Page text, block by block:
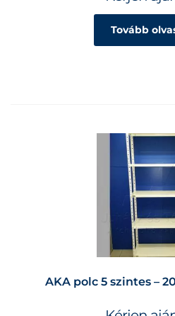
Tovább
AKA polc 5 szintes –